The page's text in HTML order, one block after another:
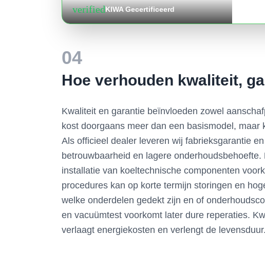
verifiedKIWA Gecertificeerd
04
Hoe verhouden kwaliteit,
Kwaliteit en garantie beïnvloeden zowel
kost doorgaans meer dan een basismodel,
Als officieel dealer leveren wij fabrieksgarantie
betrouwbaarheid en lagere
installatie van koeltechnische componenten
procedures kan op korte termijn storingen en
welke onderdelen gedekt zijn en of
en vacuümtest voorkomt later dure reperaties.
verlaagt energiekosten en verlengt de levensduur.